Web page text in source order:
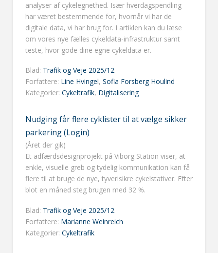
analyser af cykelegnethed. Især hverdagspendling
har været bestemmende for, hvornår vi har de
digitale data, vi har brug for. I artiklen kan du læse
om vores nye fælles cykeldata-infrastruktur samt
teste, hvor gode dine egne cykeldata er.
Blad: Trafik og Veje 2025/12
Forfattere: Line Hvingel, Sofia Forsberg Houlind
Kategorier: Cykeltrafik, Digitalisering
Nudging får flere cyklister til at vælge sikker
parkering (Login)
(Året der gik)
Et adfærdsdesignprojekt på Viborg Station viser, at
enkle, visuelle greb og tydelig kommunikation kan få
flere til at bruge de nye, tyverisikre cykelstativer. Efter
blot en måned steg brugen med 32 %.
Blad: Trafik og Veje 2025/12
Forfattere: Marianne Weinreich
Kategorier: Cykeltrafik